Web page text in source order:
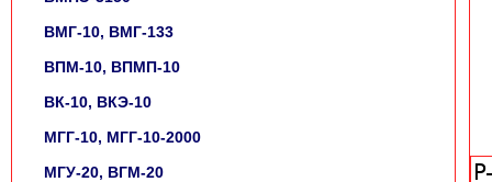
ВМГ-10, ВМГ-133
ВПМ-10, ВПМП-10
ВК-10, ВКЭ-10
МГГ-10, МГГ-10-2000
МГУ-20, ВГМ-20